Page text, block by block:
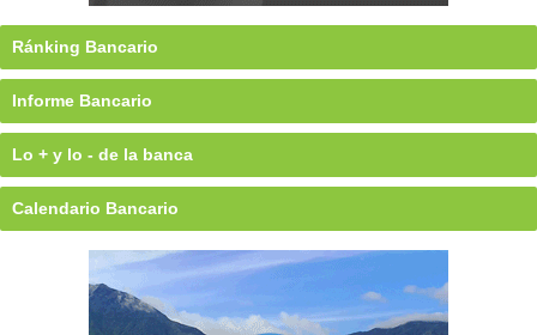
Ránking Bancario
Informe Bancario
Lo + y lo - de la banca
Calendario Bancario